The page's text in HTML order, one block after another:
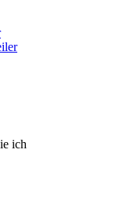
ich